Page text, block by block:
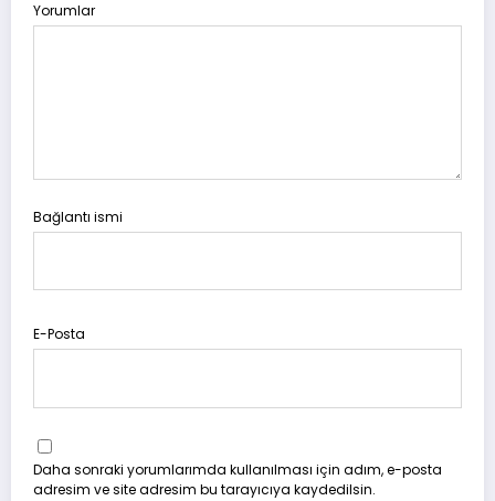
Yorumlar
Bağlantı ismi
E-Posta
Daha sonraki yorumlarımda kullanılması için adım, e-posta
adresim ve site adresim bu tarayıcıya kaydedilsin.